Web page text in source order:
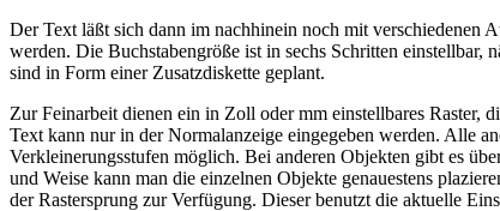
Der Text läßt sich dann im nachhinein noch mit verschiedenen
werden. Die Buchstabengröße ist in sechs Schritten
sind in Form einer Zusatzdiskette geplant.
Zur Feinarbeit dienen ein in Zoll oder mm einstellbares Raster,
Text kann nur in der Normalanzeige eingegeben werden. Alle
Verkleinerungsstufen möglich. Bei anderen Objekten gibt es
und Weise kann man die einzelnen Objekte genauestens
der Rastersprung zur Verfügung. Dieser benutzt die aktuelle